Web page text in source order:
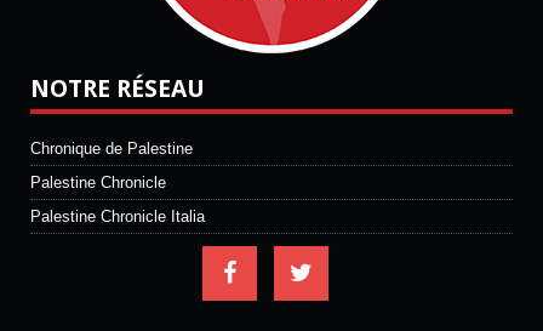
NOTRE RÉSEAU
Chronique de Palestine
Palestine Chronicle
Palestine Chronicle Italia